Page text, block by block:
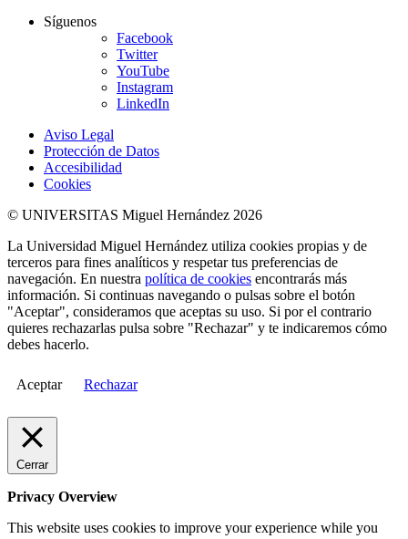
Síguenos
Facebook
Twitter
YouTube
Instagram
LinkedIn
Aviso Legal
Protección de Datos
Accesibilidad
Cookies
© UNIVERSITAS Miguel Hernández 2026
La Universidad Miguel Hernández utiliza cookies propias y de
terceros para fines analíticos y respetar tus preferencias de
navegación. En nuestra política de cookies encontrarás más
información. Si continuas navegando o pulsas sobre el botón
"Aceptar", consideramos que aceptas su uso. Si por el contrario
quieres rechazarlas pulsa sobre "Rechazar" y te indicaremos cómo
debes hacerlo.
Aceptar Rechazar
Cerrar
Privacy Overview
This website uses cookies to improve your experience while you